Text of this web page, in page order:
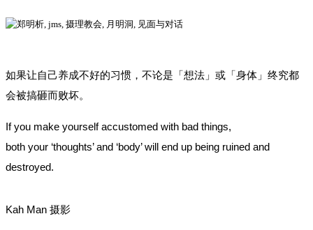
如果让自己养成不好的习惯，不论是「想法」或「身体」终究都
会被搞砸而败坏。
If you make yourself accustomed with bad things,
both your ‘thoughts’ and ‘body’ will end up being ruined and
destroyed.
Kah Man 摄影